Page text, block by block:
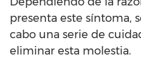
presenta este síntoma,
cabo una serie de
eliminar esta molestia.